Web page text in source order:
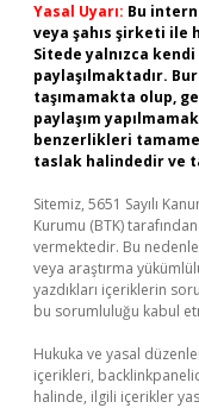
Yasal Uyarı: Bu
veya şahıs şirketi ile
Sitede yalnızca kendi
paylaşılmaktadır.
taşımamakta olup,
paylaşım
benzerlikleri
taslak halindedir ve
Sitemiz, 5651 Sayılı
Kurumu (BTK)
vermektedir. Bu
veya araştırma
yazdıkları içeriklerin
bu sorumluluğu kabul
Hukuka ve yasal
içerikleri,
halinde, ilgili içerikler